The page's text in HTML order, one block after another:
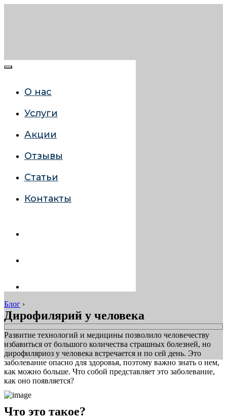
О нас
Услуги
Акции
Отзывы
Статьи
Контакты
Блог ›
Дирофилярий у человека
Развитие технологий и медицины позволило человечеству
избавиться от большого количества страшных болезней, но
дирофиляриоз у человека встречается и по сей день. Это
заболевание опасно для здоровья, поэтому важно знать о нем,
как можно больше. Что собой представляет это заболевание,
как оно появляется?
Что это такое?